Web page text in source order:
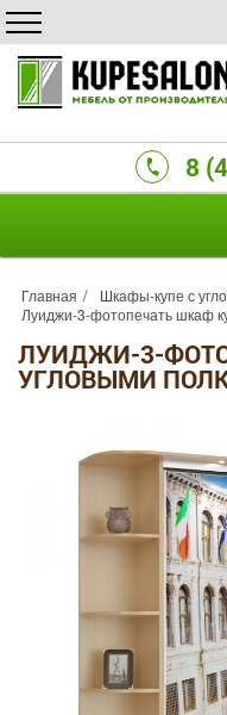
8
Главная
Шкафы-купе с
Луиджи-3-фотопечать шкаф
ЛУИДЖИ-3-
УГЛОВЫМИ